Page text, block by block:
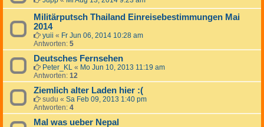
Militärputsch Thailand Einreisebestimmungen Mai
2014
yuii « Fr Jun 06, 2014 10:28 am
Antworten: 5
Deutsches Fernsehen
Peter_KL « Mo Jun 10, 2013 11:19 am
Antworten: 12
Ziemlich alter Laden hier :(
sudu « Sa Feb 09, 2013 1:40 pm
Antworten: 4
Mal was ueber Nepal